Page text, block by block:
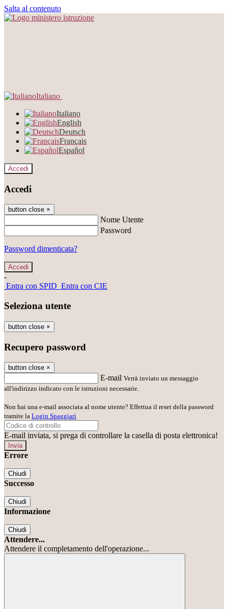
Salta al contenuto
Italiano
Italiano
English
Deutsch
Français
Español
Accedi
Accedi
button close ×
Nome Utente
Password
Password dimenticata?
-
Entra con SPID Entra con CIE
Seleziona utente
button close ×
Recupero password
button close ×
E-mail Verrà inviato un messaggio
all'indirizzo indicato con le istruzioni necessarie.
Non hai una e-mail associata al nome utente? Effettua il reset della password
tramite la Login Spaggiari
E-mail inviata, si prega di controllare la casella di posta elettronica!
Errore
Chiudi
Successo
Chiudi
Informazione
Chiudi
Attendere...
Attendere il completamento dell'operazione...